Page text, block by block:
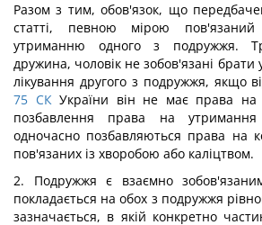
Разом з тим, обов'язок, що
статті, певною мірою
утриманню одного з подружжя.
дружина, чоловік не зобов'язані брати
лікування другого з подружжя, якщо
75 СКУкраїни він не має права на
позбавлення права на
одночасно позбавляються права на
пов'язаних із хворобою або каліцтвом.
2. Подружжя є взаємно
покладається на обох з подружжя
зазначається, в якій конкретно